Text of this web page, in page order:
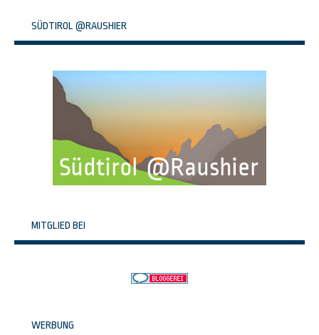
SÜDTIROL @RAUSHIER
MITGLIED BEI
WERBUNG